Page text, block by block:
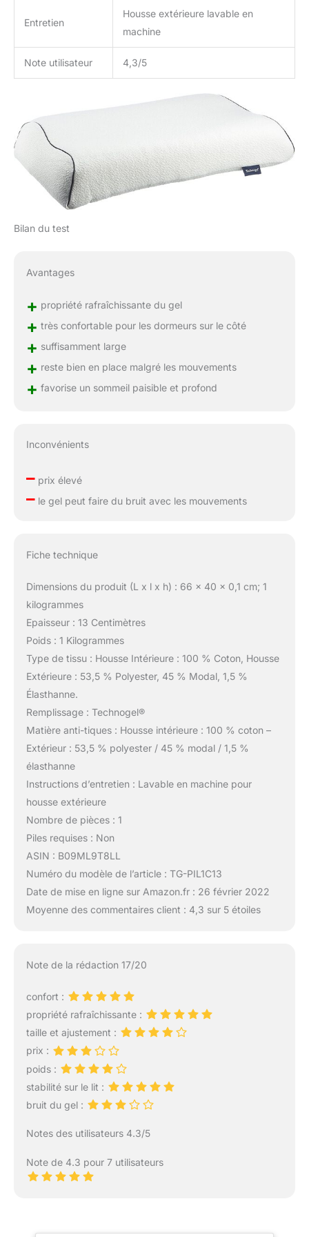
Entretien
Housse extérieure lavable en
machine
Note utilisateur 4,3/5
Bilan du test
Avantages
+ propriété rafraîchissante du gel
+ très confortable pour les dormeurs sur le côté
+ suffisamment large
+ reste bien en place malgré les mouvements
+ favorise un sommeil paisible et profond
Inconvénients
–prix élevé
–le gel peut faire du bruit avec les mouvements
Fiche technique
Dimensions du produit (L x l x h) : 66 x 40 x 0,1 cm; 1
kilogrammes
Epaisseur : 13 Centimètres
Poids : 1 Kilogrammes
Type de tissu : Housse Intérieure : 100 % Coton, Housse
Extérieure : 53,5 % Polyester, 45 % Modal, 1,5 %
Élasthanne.
Remplissage : Technogel®
Matière anti-tiques : Housse intérieure : 100 % coton –
Extérieur : 53,5 % polyester / 45 % modal / 1,5 %
élasthanne
Instructions d’entretien : Lavable en machine pour
housse extérieure
Nombre de pièces : 1
Piles requises : Non
ASIN : B09ML9T8LL
Numéro du modèle de l’article : TG-PIL1C13
Date de mise en ligne sur Amazon.fr : 26 février 2022
Moyenne des commentaires client : 4,3 sur 5 étoiles
Note de la rédaction 17/20
confort :
propriété rafraîchissante :
taille et ajustement :
prix :
poids :
stabilité sur le lit :
bruit du gel :
Notes des utilisateurs 4.3/5
Note de 4.3 pour 7 utilisateurs